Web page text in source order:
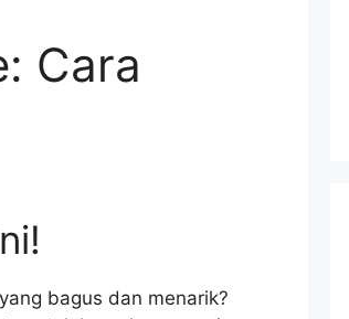
Cara
bagus dan menarik?